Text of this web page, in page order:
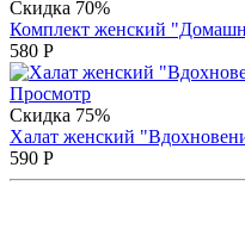
Скидка 70%
Комплект женский
580 Р
Просмотр
Скидка 75%
Халат женский
590 Р